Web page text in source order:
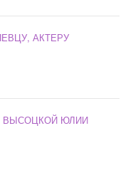
АКТЕРУ
ВЫСОЦКОЙ ЮЛИИ